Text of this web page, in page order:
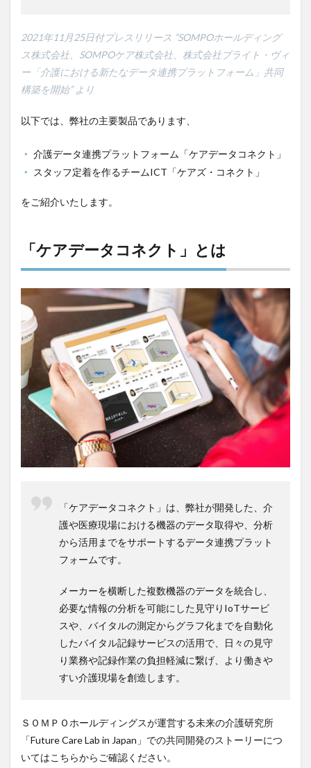
2021年11月25日付プレスリリース ”SOMPOホールディング
ス株式会社、SOMPOケア株式会社、株式会社ブライト・ヴィ
ー「介護における新たなデータ連携プラットフォーム」共同
構築を開始” より
以下では、弊社の主要製品であります、
介護データ連携プラットフォーム「ケアデータコネクト」
スタッフ定着を作るチームICT「ケアズ・コネクト」
をご紹介いたします。
「ケアデータコネクト」とは
「ケアデータコネクト」は、弊社が開発した、介
護や医療現場における機器のデータ取得や、分析
から活用までをサポートするデータ連携プラット
フォームです。
メーカーを横断した複数機器のデータを統合し、
必要な情報の分析を可能にした見守りIoTサービ
スや、バイタルの測定からグラフ化までを自動化
したバイタル記録サービスの活用で、日々の見守
り業務や記録作業の負担軽減に繋げ、より働きや
すい介護現場を創造します。
ＳＯＭＰＯホールディングスが運営する未来の介護研究所
「Future Care Lab in Japan」での共同開発のストーリーにつ
いてはこちらからご確認ください。
アンガーマネジメント
いづみデイサービスセンター
いろはにかいご
エイプリルドリーム
エニアグラム
エムズ落合
おだんご スッキリ
スマート介護
フレンドチャット
ヘアスタイル
マニュアル
ミディアム
ミヤビー宮の森
リーダーシップ
レクリエーション
レセプト請求
ロングヘアー
予防
事業運営 人事考課
人事評価
人員配置基準
人材採用
プラナス株式会社
フォーユー
スマホ活用
ディフェンス
セミナー
タイムカード
タオル
ダレタメすぎと
タレントマネジメント
チーム
チームビルディング
チームを育む
チーム力
チアケアズ
ちぎっ手アート
ちぎり絵
つながって！MIRAI
デイサービス
デジタルの日
ファクタリング
ドラえもん
ナノファイバー
ハビットトラッカー
ハレルベースアリマツ
パンツ
ハンドクリーム
ハンドソープ
ビジネスマインド
ビジネス哲学
ひび
髪色
検索